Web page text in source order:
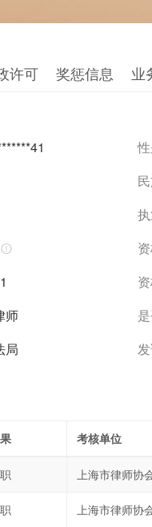
许可 奖惩信息 业
师
局
考核单位
上海市律师协
上海市律师协